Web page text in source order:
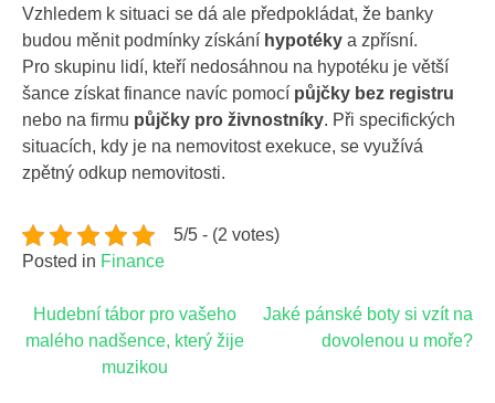
Vzhledem k situaci se dá ale předpokládat, že banky
budou měnit podmínky získání hypotéky a zpřísní.
Pro skupinu lidí, kteří nedosáhnou na hypotéku je větší
šance získat finance navíc pomocí půjčky bez registru
nebo na firmu půjčky pro živnostníky. Při specifických
situacích, kdy je na nemovitost exekuce, se využívá
zpětný odkup nemovitosti.
5/5 - (2 votes)
Posted in Finance
Navigace
Hudební tábor pro vašeho
malého nadšence, který žije
muzikou
Jaké pánské boty si vzít na
dovolenou u moře?